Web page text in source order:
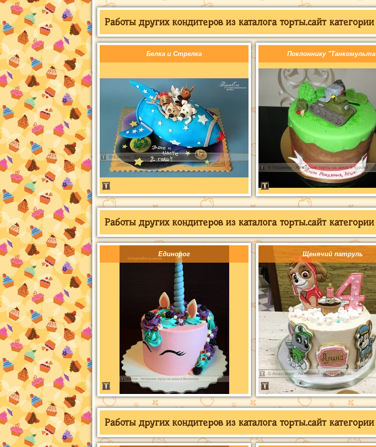
Работы других кондитеров из каталога торты.сайт категории
Белка и Стрелка Поклоннику
Работы других кондитеров из каталога торты.сайт категории
Единорог Щенячий патруль
Работы других кондитеров из каталога торты.сайт категории